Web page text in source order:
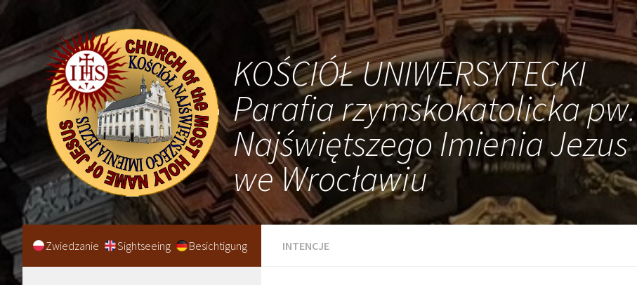
KOŚCIÓŁ UNIWERSYTECKI
Parafia rzymskokatolicka pw.
Najświętszego Imienia Jezus
we Wrocławiu
INTENCJE
Zwiedzanie Sightseeing Besichtigung